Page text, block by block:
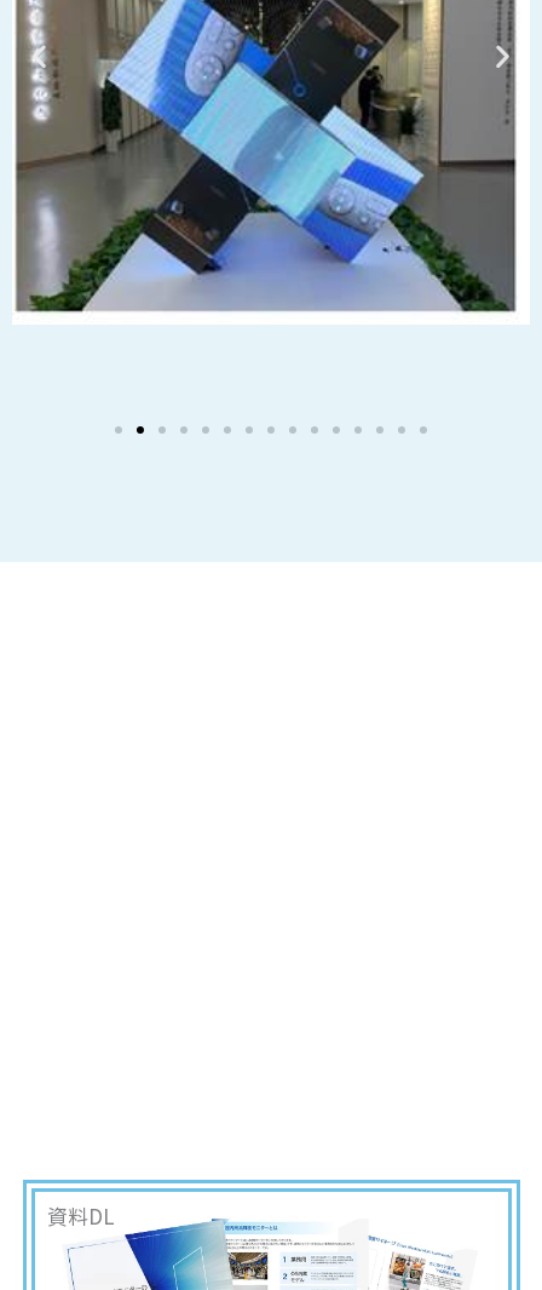
資料DL